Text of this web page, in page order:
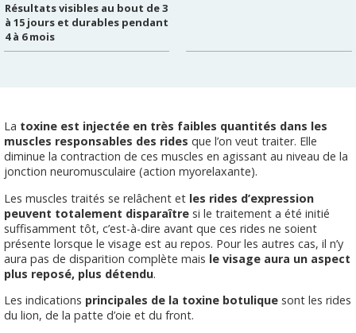
Résultats visibles au bout de 3
à 15 jours et durables pendant
4 à 6 mois
La toxine est injectée en très faibles quantités dans les
muscles responsables des rides que l’on veut traiter. Elle
diminue la contraction de ces muscles en agissant au niveau de la
jonction neuromusculaire (action myorelaxante).
Les muscles traités se relâchent et les rides d’expression
peuvent totalement disparaître si le traitement a été initié
suffisamment tôt, c’est-à-dire avant que ces rides ne soient
présente lorsque le visage est au repos. Pour les autres cas, il n’y
aura pas de disparition complète mais le visage aura un aspect
plus reposé, plus détendu.
Les indications principales de la toxine botulique sont les rides
du lion, de la patte d’oie et du front.